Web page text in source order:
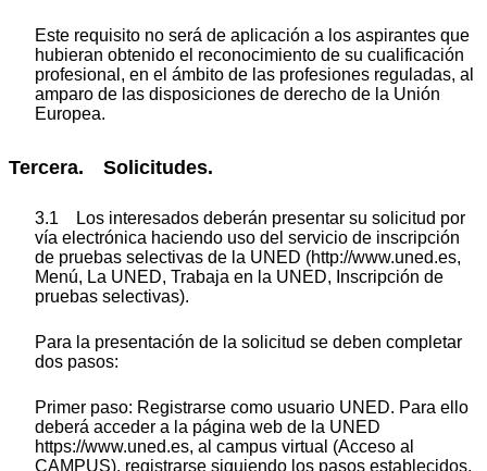
Este requisito no será de aplicación a los aspirantes que
hubieran obtenido el reconocimiento de su cualificación
profesional, en el ámbito de las profesiones reguladas, al
amparo de las disposiciones de derecho de la Unión
Europea.
Tercera. Solicitudes.
3.1 Los interesados deberán presentar su solicitud por
vía electrónica haciendo uso del servicio de inscripción
de pruebas selectivas de la UNED (http://www.uned.es,
Menú, La UNED, Trabaja en la UNED, Inscripción de
pruebas selectivas).
Para la presentación de la solicitud se deben completar
dos pasos:
Primer paso: Registrarse como usuario UNED. Para ello
deberá acceder a la página web de la UNED
https://www.uned.es, al campus virtual (Acceso al
CAMPUS), registrarse siguiendo los pasos establecidos.